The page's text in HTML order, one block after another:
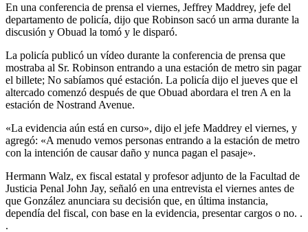
En una conferencia de prensa el viernes, Jeffrey Maddrey, jefe del
departamento de policía, dijo que Robinson sacó un arma durante la
discusión y Obuad la tomó y le disparó.
La policía publicó un vídeo durante la conferencia de prensa que
mostraba al Sr. Robinson entrando a una estación de metro sin pagar
el billete; No sabíamos qué estación. La policía dijo el jueves que el
altercado comenzó después de que Obuad abordara el tren A en la
estación de Nostrand Avenue.
«La evidencia aún está en curso», dijo el jefe Maddrey el viernes, y
agregó: «A menudo vemos personas entrando a la estación de metro
con la intención de causar daño y nunca pagan el pasaje».
Hermann Walz, ex fiscal estatal y profesor adjunto de la Facultad de
Justicia Penal John Jay, señaló en una entrevista el viernes antes de
que González anunciara su decisión que, en última instancia,
dependía del fiscal, con base en la evidencia, presentar cargos o no. .
.